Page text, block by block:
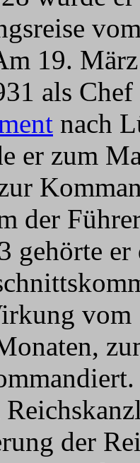
19.
als
nach
er zum
der
gehörte
der